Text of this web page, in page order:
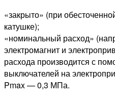
«закрыто» (при
катушке);
«номинальный расход»
электромагнит и
расхода производится с
выключателей на
Pmax — 0,3 МПа.